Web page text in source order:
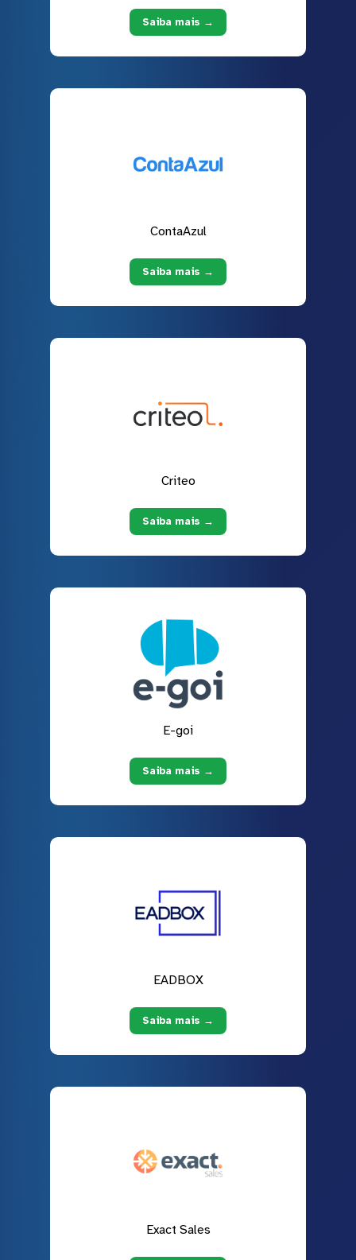
Saiba mais →
ContaAzul
Saiba mais →
Criteo
Saiba mais →
E-goi
Saiba mais →
EADBOX
Saiba mais →
Exact Sales